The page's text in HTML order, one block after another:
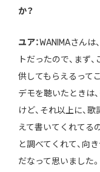
か？
ユア：WANIMAさんは
トだったので、まず
供してもらえるって
デモを聴いたときは
けど、それ以上に、
えて書いてくれてる
と調べてくれて、向
だなって思いました